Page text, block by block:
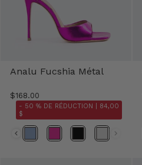
Analu Fucshia Métal
$168.00
- 50 % DE RÉDUCTION |
84,00
$
Couleur